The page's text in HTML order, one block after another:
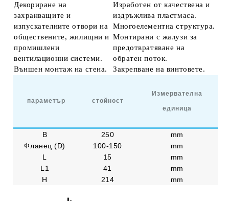
Декориране на
захранващите и
изпускателните отвори на
обществените, жилищни и
промишлени
вентилационни системи.
Външен монтаж на стена.
Изработен от качествена и
издръжлива пластмаса.
Многоелементна структура.
Монтирани с жалузи за
предотвратяване на
обратен поток.
Закрепване на винтовете.
параметър стойност
Измервателна
единица
B 250
mm
Фланец (D)
100-150
mm
L
15
mm
L1
41
mm
Н
214 mm